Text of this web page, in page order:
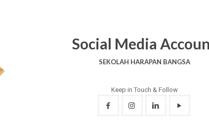
Social Media
SEKOLAH HARAPAN BANGSA
Keep in Touch & Follow